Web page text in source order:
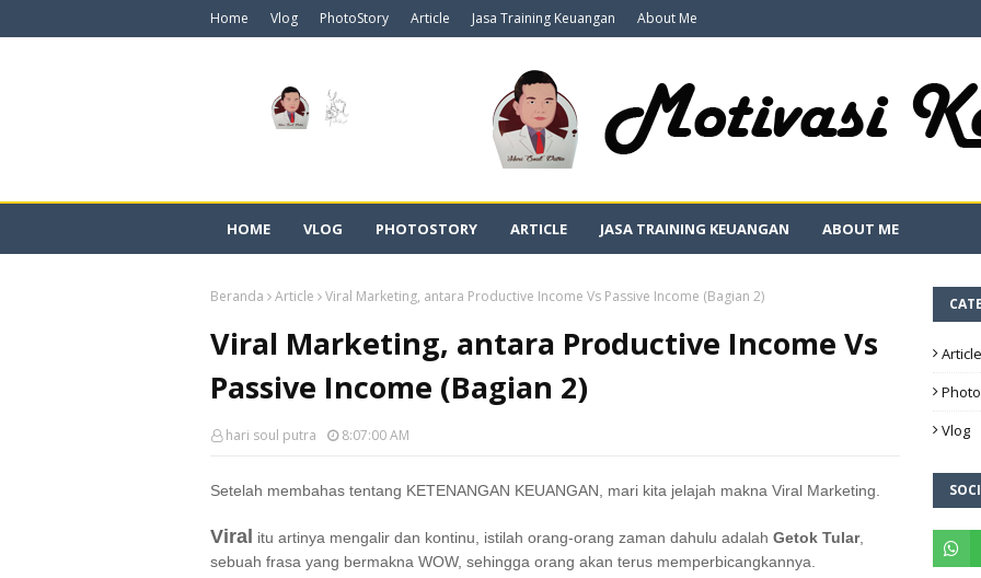
Home Vlog PhotoStory Article Jasa Training Keuangan About Me
HOME VLOG PHOTOSTORY ARTICLE JASA TRAINING KEUANGAN ABOUT ME
Beranda Article Viral Marketing, antara Productive Income Vs Passive Income (Bagian 2)
Viral Marketing, antara Productive Income Vs
Passive Income (Bagian 2)
hari soul putra 8:07:00 AM
Setelah membahas tentang KETENANGAN KEUANGAN, mari kita jelajah makna Viral Marketing.
Viral itu artinya mengalir dan kontinu, istilah orang-orang zaman dahulu adalah Getok Tular,
sebuah frasa yang bermakna WOW, sehingga orang akan terus memperbicangkannya.
Article
Vlog